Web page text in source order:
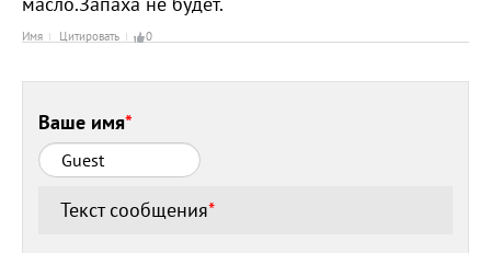
Имя Цитировать 0
Ваше имя*
Текст сообщения*